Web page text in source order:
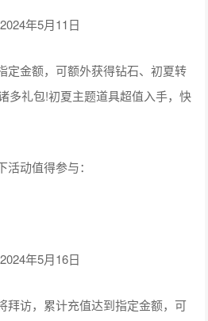
年5月11日
定金额，可额外获得钻石、初夏转
多礼包!初夏主题道具超值入手，快
动值得参与：
年5月16日
拜访，累计充值达到指定金额，可